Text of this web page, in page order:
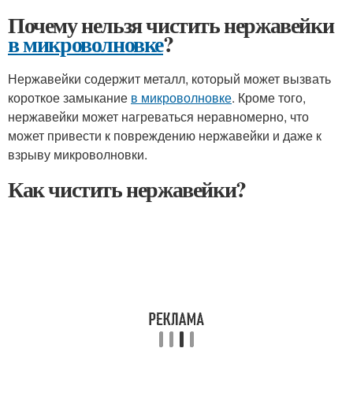
Почему нельзя чистить нержавейки
в микроволновке?
Нержавейки содержит металл, который может вызвать
короткое замыкание в микроволновке. Кроме того,
нержавейки может нагреваться неравномерно, что
может привести к повреждению нержавейки и даже к
взрыву микроволновки.
Как чистить нержавейки?